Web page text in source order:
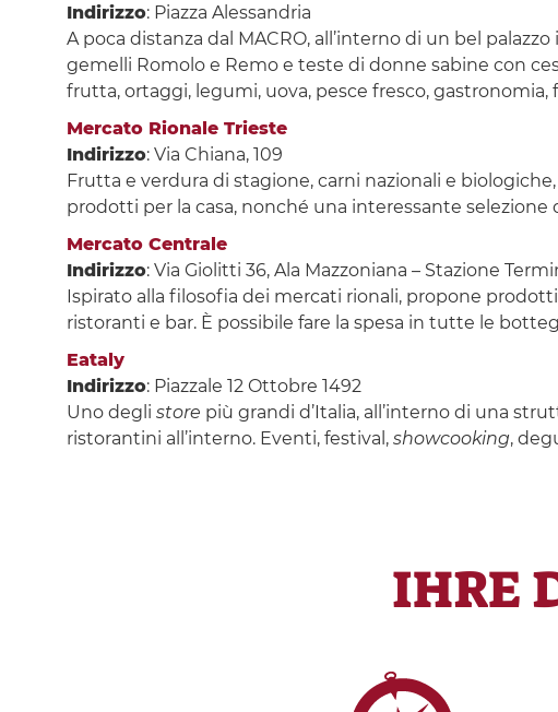
Indirizzo: Piazza Alessandria
A poca distanza dal MACRO, all’interno di un bel
gemelli Romolo e Remo e teste di donne sabine con
frutta, ortaggi, legumi, uova, pesce fresco, gastronomia,
Mercato Rionale Trieste
Indirizzo: Via Chiana, 109
Frutta e verdura di stagione, carni nazionali e
prodotti per la casa, nonché una interessante
Mercato Centrale
Indirizzo: Via Giolitti 36, Ala Mazzoniana – Stazione
Ispirato alla filosofia dei mercati rionali, propone
ristoranti e bar. È possibile fare la spesa in tutte le
Eataly
Indirizzo: Piazzale 12 Ottobre 1492
Uno degli store più grandi d’Italia, all’interno di una
ristorantini all’interno. Eventi, festival, showcooking,
IHRE